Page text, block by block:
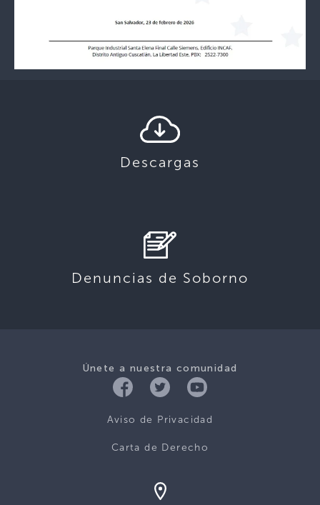
Descargas
Denuncias de Soborno
Únete a nuestra comunidad
Aviso de Privacidad
Carta de Derecho